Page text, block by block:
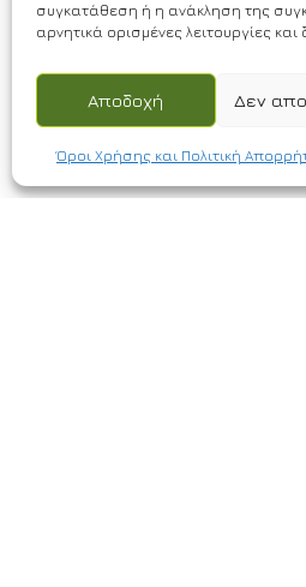
συγκατάθεση ή η ανάκληση της
αρνητικά ορισμένες λειτουργίες και
Αποδοχή Δεν
Όροι Χρήσης και Πολιτική